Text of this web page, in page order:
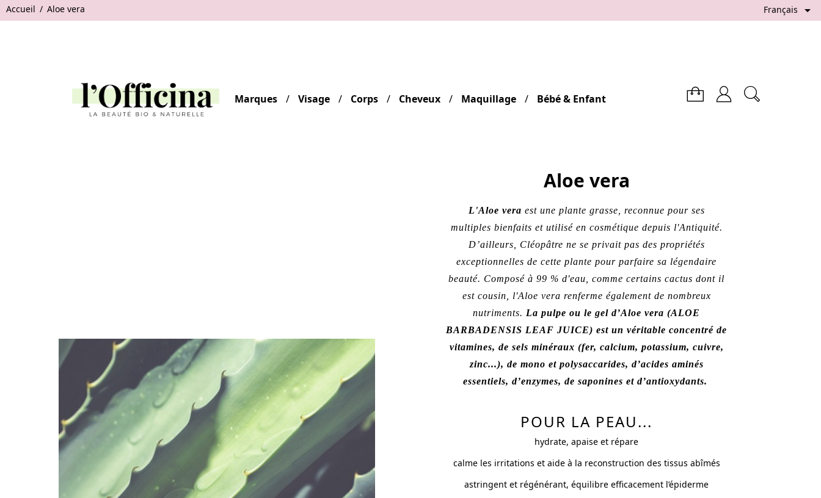
Accueil Aloe vera Français 
Marques Visage Corps Cheveux Maquillage Bébé & Enfant
Aloe vera
L'Aloe vera est une plante grasse, reconnue pour ses
multiples bienfaits et utilisé en cosmétique depuis l'Antiquité.
D’ailleurs, Cléopâtre ne se privait pas des propriétés
exceptionnelles de cette plante pour parfaire sa légendaire
beauté. Composé à 99 % d'eau, comme certains cactus dont il
est cousin, l'Aloe vera renferme également de nombreux
nutriments. La pulpe ou le gel d’Aloe vera (ALOE
BARBADENSIS LEAF JUICE) est un véritable concentré de
vitamines, de sels minéraux (fer, calcium, potassium, cuivre,
zinc...), de mono et polysaccarides, d’acides aminés
essentiels, d’enzymes, de saponines et d’antioxydants.
POUR LA PEAU...
hydrate, apaise et répare
calme les irritations et aide à la reconstruction des tissus abîmés
astringent et régénérant, équilibre efficacement l’épiderme